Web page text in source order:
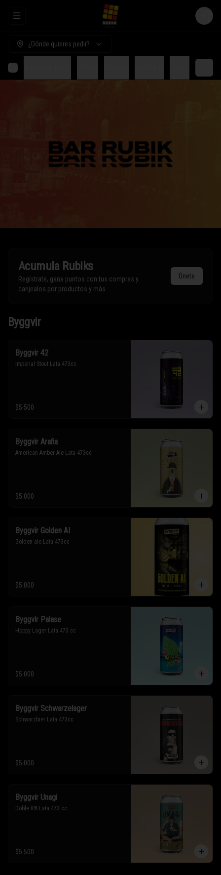
Abrir menu de navegación Login
¿Dónde quieres pedir?
Comida para compartir
Acumula Rubiks
Regístrate, gana puntos con tus compras y
canjealos por productos y más
Únete
Byggvir
Byggvir 42
Imperial Stout Lata 473cc
$5.500
Byggvir Araña
American Amber Ale Lata 473cc
$5.000
Byggvir Golden AI
Golden ale Lata 473cc
$5.000
Byggvir Palase
Hoppy Lager Lata 473 cc
$5.000
Byggvir Schwarzelager
Schwarzbier Lata 473cc
$5.000
Byggvir Unagi
Doble IPA Lata 473 cc
$5.500